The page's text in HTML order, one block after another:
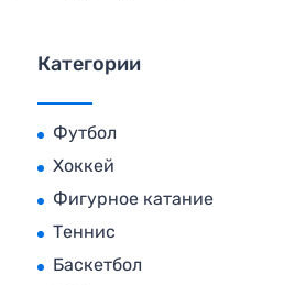
Категории
Футбол
Хоккей
Фигурное катание
Теннис
Баскетбол